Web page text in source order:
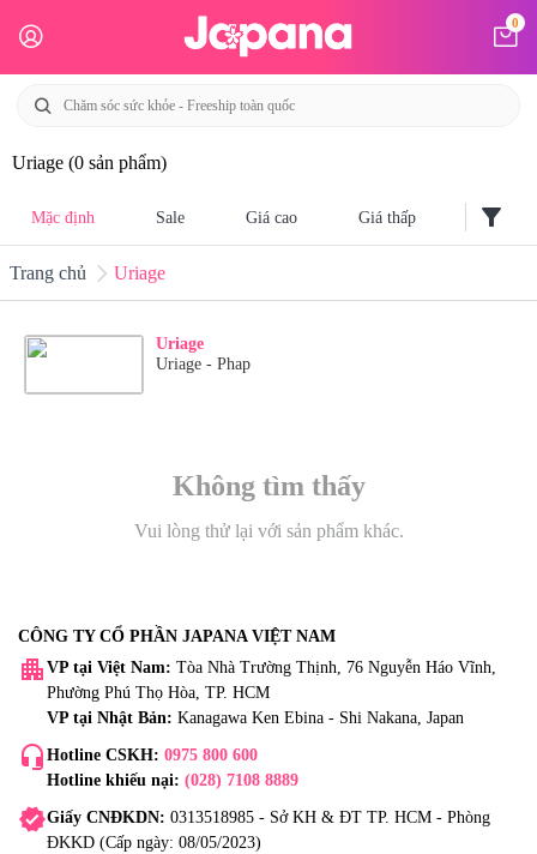
0
Uriage (0 sản phẩm)
Mặc định Sale Giá cao Giá thấp filter_alt
Trang chủ Uriage
Uriage
Uriage - Phap
Không tìm thấy
Vui lòng thử lại với sản phẩm khác.
CÔNG TY CỔ PHẦN JAPANA VIỆT NAM
apartment VP tại Việt Nam: Tòa Nhà Trường Thịnh, 76 Nguyễn Háo Vĩnh,
Phường Phú Thọ Hòa, TP. HCM
VP tại Nhật Bản: Kanagawa Ken Ebina - Shi Nakana, Japan
headset_mic Hotline CSKH: 0975 800 600
Hotline khiếu nại: (028) 7108 8889
verifiedGiấy CNĐKDN: 0313518985 - Sở KH & ĐT TP. HCM - Phòng
ĐKKD (Cấp ngày: 08/05/2023)